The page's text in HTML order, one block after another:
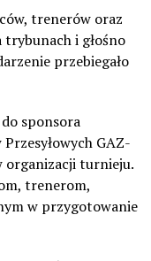
trenerów oraz
i głośno
przebiegało
sponsora
GAZ-
organizacji turnieju.
trenerom,
w przygotowanie